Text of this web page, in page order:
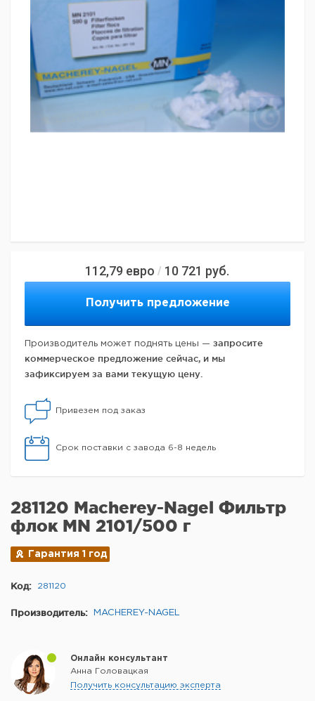
112,79 евро / 10 721 руб.
Получить предложение
Производитель может поднять цены — запросите
коммерческое предложение сейчас, и мы
зафиксируем за вами текущую цену.
Привезем под заказ
Срок поставки с завода 6-8 недель
281120 Macherey-Nagel Фильтр
флок MN 2101/500 г
Гарантия 1 год
Код: 281120
Производитель: MACHEREY-NAGEL
Онлайн консультант
Анна Головацкая
Получить консультацию эксперта